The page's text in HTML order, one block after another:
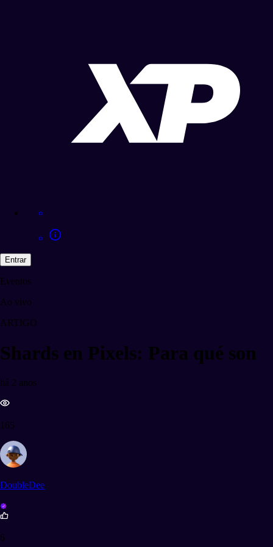
Entrar
Eventos
Ao vivo
ARTIGO
Shards en Pixels: Para qué son
há 2 anos
165
DoubleDee
6